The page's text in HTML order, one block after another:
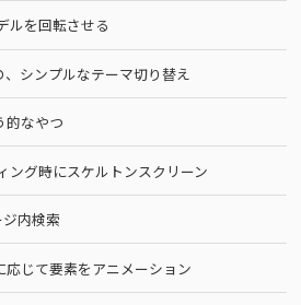
ルを回転させる
シンプルなテーマ切り替え
的なやつ
ング時にスケルトンスクリーン
内検索
じて要素をアニメーション